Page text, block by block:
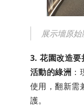
展示墻原始
3. 花園改造要
活動的綠洲
使用，翻新需
護。